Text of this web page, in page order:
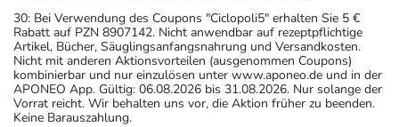
30: Bei Verwendung des Coupons "Ciclopoli5" erhalten Sie 5 €
Rabatt auf PZN 8907142. Nicht anwendbar auf rezeptpflichtige
Artikel, Bücher, Säuglingsanfangsnahrung und Versandkosten.
Nicht mit anderen Aktionsvorteilen (ausgenommen Coupons)
kombinierbar und nur einzulösen unter www.aponeo.de und in der
APONEO App. Gültig: 06.08.2026 bis 31.08.2026. Nur solange der
Vorrat reicht. Wir behalten uns vor, die Aktion früher zu beenden.
Keine Barauszahlung.